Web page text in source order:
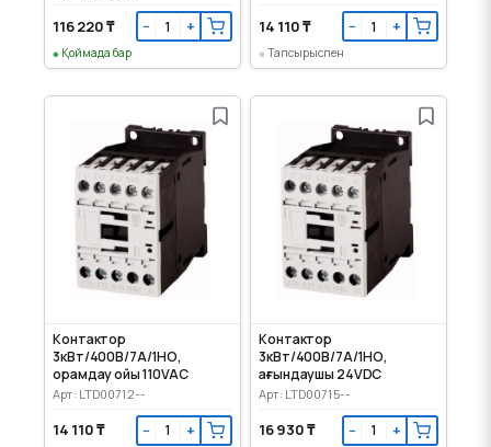
116 220 ₸ − +
Қоймада бар
14 110 ₸ − +
Тапсырыспен
Контактор
3кВт/400В/7А/1НО,
орамдау ойы 110VAC
Арт: LTD00712--
14 110 ₸ − +
Контактор
3кВт/400В/7А/1НО,
ағындаушы 24VDC
Арт: LTD00715--
16 930 ₸ − +